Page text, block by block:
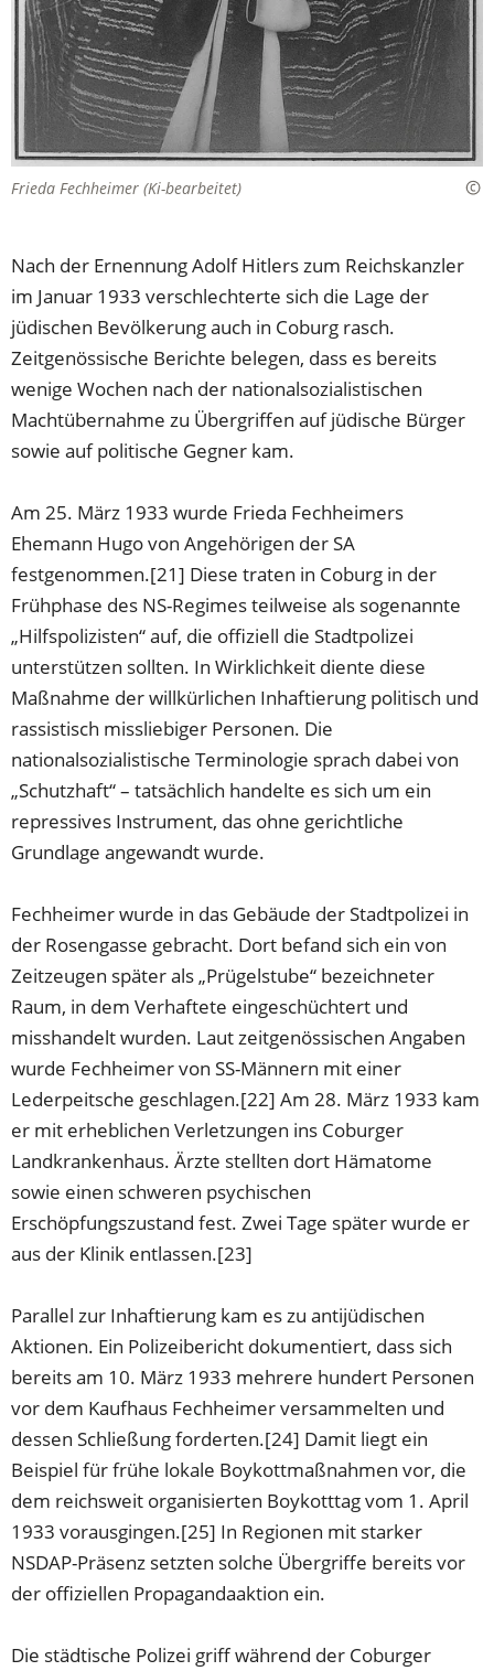
Frieda Fechheimer (Ki-bearbeitet)
Nach der Ernennung Adolf Hitlers zum Reichskanzler
im Januar 1933 verschlechterte sich die Lage der
jüdischen Bevölkerung auch in Coburg rasch.
Zeitgenössische Berichte belegen, dass es bereits
wenige Wochen nach der nationalsozialistischen
Machtübernahme zu Übergriffen auf jüdische Bürger
sowie auf politische Gegner kam.
Am 25. März 1933 wurde Frieda Fechheimers
Ehemann Hugo von Angehörigen der SA
festgenommen.[21] Diese traten in Coburg in der
Frühphase des NS-Regimes teilweise als sogenannte
„Hilfspolizisten“ auf, die offiziell die Stadtpolizei
unterstützen sollten. In Wirklichkeit diente diese
Maßnahme der willkürlichen Inhaftierung politisch und
rassistisch missliebiger Personen. Die
nationalsozialistische Terminologie sprach dabei von
„Schutzhaft“ – tatsächlich handelte es sich um ein
repressives Instrument, das ohne gerichtliche
Grundlage angewandt wurde.
Fechheimer wurde in das Gebäude der Stadtpolizei in
der Rosengasse gebracht. Dort befand sich ein von
Zeitzeugen später als „Prügelstube“ bezeichneter
Raum, in dem Verhaftete eingeschüchtert und
misshandelt wurden. Laut zeitgenössischen Angaben
wurde Fechheimer von SS-Männern mit einer
Lederpeitsche geschlagen.[22] Am 28. März 1933 kam
er mit erheblichen Verletzungen ins Coburger
Landkrankenhaus. Ärzte stellten dort Hämatome
sowie einen schweren psychischen
Erschöpfungszustand fest. Zwei Tage später wurde er
aus der Klinik entlassen.[23]
Parallel zur Inhaftierung kam es zu antijüdischen
Aktionen. Ein Polizeibericht dokumentiert, dass sich
bereits am 10. März 1933 mehrere hundert Personen
vor dem Kaufhaus Fechheimer versammelten und
dessen Schließung forderten.[24] Damit liegt ein
Beispiel für frühe lokale Boykottmaßnahmen vor, die
dem reichsweit organisierten Boykotttag vom 1. April
1933 vorausgingen.[25] In Regionen mit starker
NSDAP-Präsenz setzten solche Übergriffe bereits vor
der offiziellen Propagandaaktion ein.
Die städtische Polizei griff während der Coburger